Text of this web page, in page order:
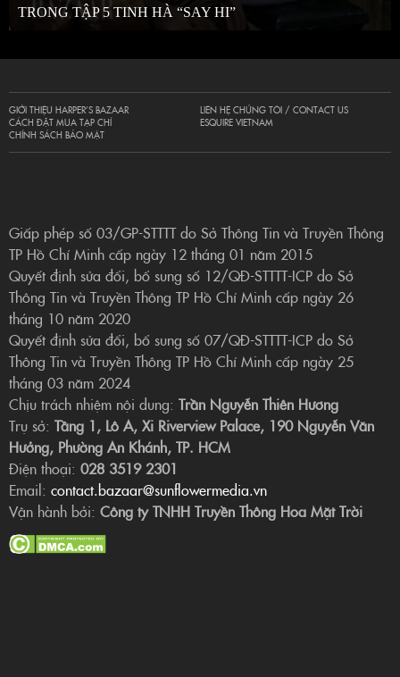
TRONG TẬP 5 TINH HÀ “SAY HI”
GIỚI THIỆU HARPER’S BAZAAR
CÁCH ĐẶT MUA TẠP CHÍ
CHÍNH SÁCH BẢO MẬT
LIÊN HỆ CHÚNG TÔI / CONTACT US
ESQUIRE VIETNAM
Giấp phép số 03/GP-STTTT do Sở Thông Tin và Truyền Thông
TP Hồ Chí Minh cấp ngày 12 tháng 01 năm 2015
Quyết định sửa đổi, bổ sung số 12/QĐ-STTTT-ICP do Sở
Thông Tin và Truyền Thông TP Hồ Chí Minh cấp ngày 26
tháng 10 năm 2020
Quyết định sửa đổi, bổ sung số 07/QĐ-STTTT-ICP do Sở
Thông Tin và Truyền Thông TP Hồ Chí Minh cấp ngày 25
tháng 03 năm 2024
Chịu trách nhiệm nội dung: Trần Nguyễn Thiên Hương
Trụ sở: Tầng 1, Lô A, Xi Riverview Palace, 190 Nguyễn Văn
Hưởng, Phường An Khánh, TP. HCM
Điện thoại: 028 3519 2301
Email: contact.bazaar@sunflowermedia.vn
Vận hành bởi: Công ty TNHH Truyền Thông Hoa Mặt Trời